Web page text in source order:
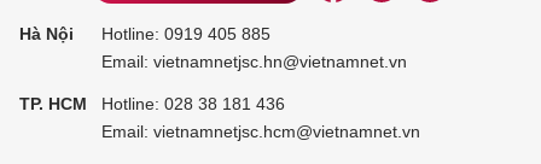
Hà Nội Hotline: 0919 405 885
Email: vietnamnetjsc.hn@vietnamnet.vn
TP. HCM Hotline: 028 38 181 436
Email: vietnamnetjsc.hcm@vietnamnet.vn